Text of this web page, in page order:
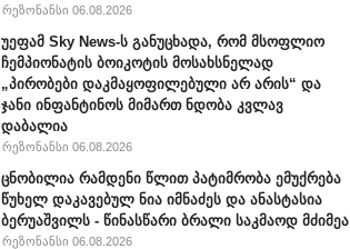
რეზონანსი 06.08.2026
უეფამ Sky News-ს განუცხადა, რომ მსოფლიო
ჩემპიონატის ბოიკოტის მოსახსნელად
„პირობები დაკმაყოფილებული არ არის“ და
ჯანი ინფანტინოს მიმართ ნდობა კვლავ
დაბალია
რეზონანსი 06.08.2026
ცნობილია რამდენი წლით პატიმრობა ემუქრება
წუხელ დაკავებულ ნია იმნაძეს და ანასტასია
ბერუაშვილს - წინასწარი ბრალი საკმაოდ მძიმეა
რეზონანსი 06.08.2026